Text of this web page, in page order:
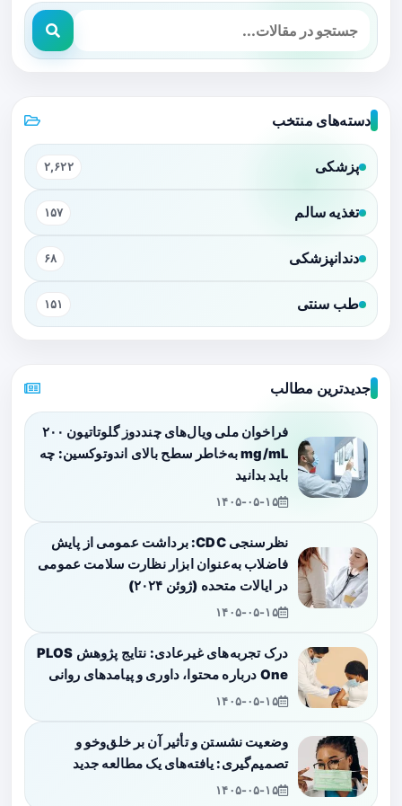
دسته‌های منتخب
پزشکی ۲,۶۲۲
تغذیه سالم ۱۵۷
دندانپزشکی ۶۸
طب سنتی ۱۵۱
جدیدترین مطالب
فراخوان ملی ویال‌های چنددوز گلوتاتیون ۲۰۰
mg/mL به‌خاطر سطح بالای اندوتوکسین: چه
باید بدانید
۱۴۰۵-۰۵-۱۵
نظرسنجی CDC: برداشت عمومی از پایش
فاضلاب به‌عنوان ابزار نظارت سلامت عمومی
در ایالات متحده (ژوئن ۲۰۲۴)
۱۴۰۵-۰۵-۱۵
درک تجربه‌های غیرعادی: نتایج پژوهش PLOS
One درباره محتوا، داوری و پیامدهای روانی
۱۴۰۵-۰۵-۱۵
وضعیت نشستن و تأثیر آن بر خلق‌وخو و
تصمیم‌گیری: یافته‌های یک مطالعه جدید
۱۴۰۵-۰۵-۱۵